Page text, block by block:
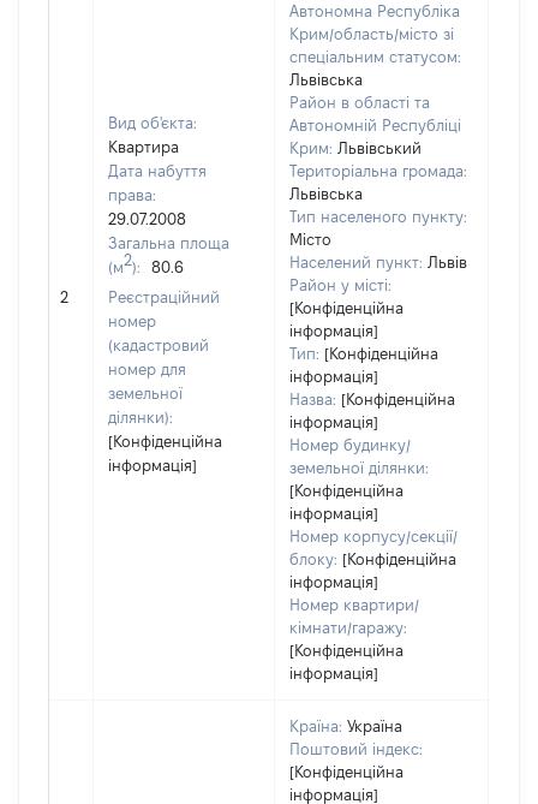
2
Вид об'єкта:
Квартира
Дата набуття
права:
29.07.2008
Загальна площа
(м2):
80.6
Реєстраційний
номер
(кадастровий
номер для
земельної
ділянки):
[Конфіденційна
інформація]
Автономна Республіка
Крим/область/місто зі
спеціальним статусом:
Львівська
Район в області та
Автономній Республіці
Крим: Львівський
Територіальна громада:
Львівська
Тип населеного пункту:
Місто
Населений пункт: Львів
Район у місті:
[Конфіденційна
інформація]
Тип: [Конфіденційна
інформація]
Назва: [Конфіденційна
інформація]
Номер будинку/
земельної ділянки:
[Конфіденційна
інформація]
Номер корпусу/секції/
блоку: [Конфіденційна
інформація]
Номер квартири/
кімнати/гаражу:
[Конфіденційна
інформація]
Країна: Україна
Поштовий індекс:
[Конфіденційна
інформація]